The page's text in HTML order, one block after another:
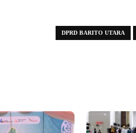
DPRD BARITO UTARA